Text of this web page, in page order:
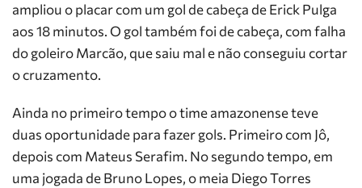
ampliou o placar com um gol de cabeça de Erick Pulga
aos 18 minutos. O gol também foi de cabeça, com falha
do goleiro Marcão, que saiu mal e não conseguiu cortar
o cruzamento.
Ainda no primeiro tempo o time amazonense teve
duas oportunidade para fazer gols. Primeiro com Jô,
depois com Mateus Serafim. No segundo tempo, em
uma jogada de Bruno Lopes, o meia Diego Torres